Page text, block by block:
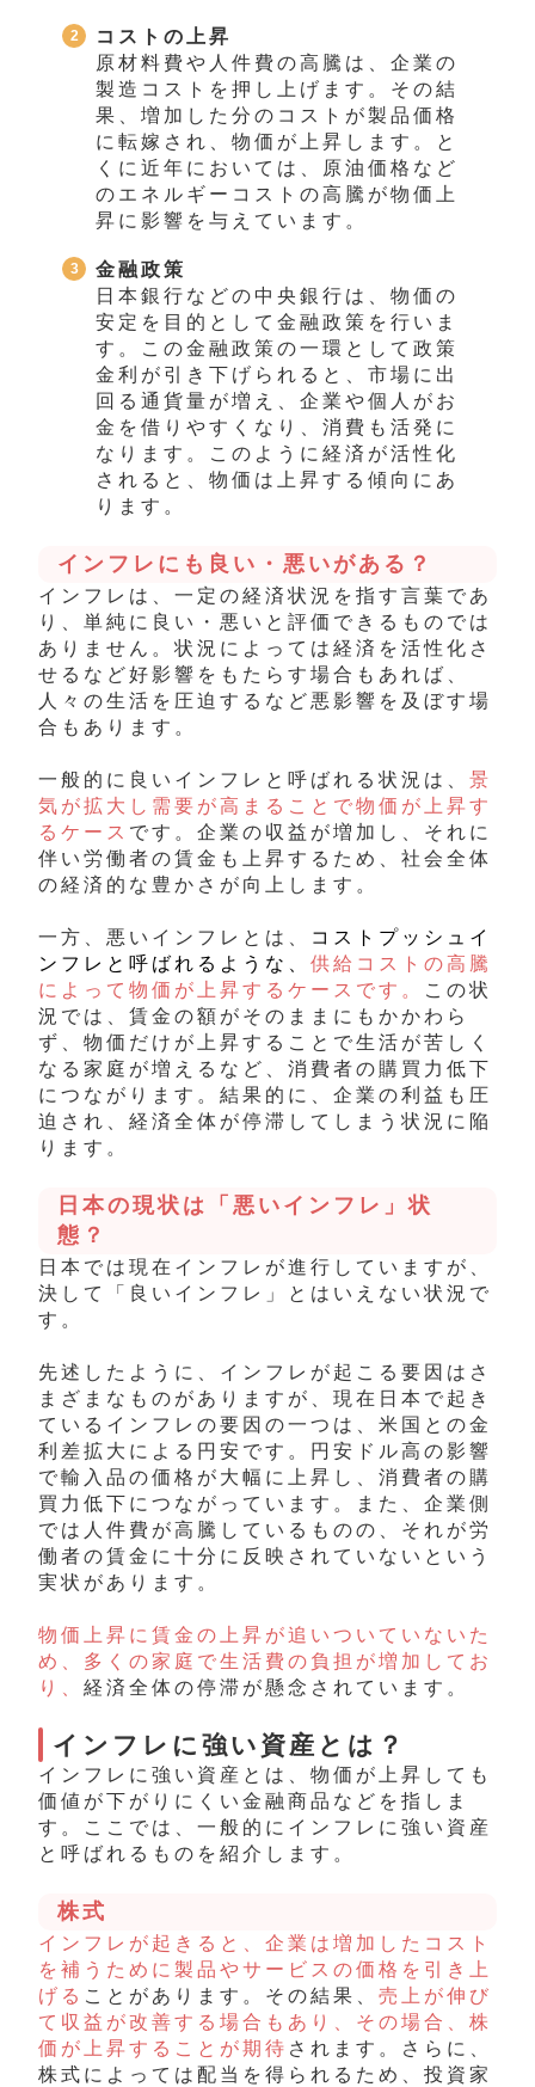
コストの上昇
原材料費や人件費の高騰は、企業の
製造コストを押し上げます。その結
果、増加した分のコストが製品価格
に転嫁され、物価が上昇します。と
くに近年においては、原油価格など
のエネルギーコストの高騰が物価上
昇に影響を与えています。
金融政策
日本銀行などの中央銀行は、物価の
安定を目的として金融政策を行いま
す。この金融政策の一環として政策
金利が引き下げられると、市場に出
回る通貨量が増え、企業や個人がお
金を借りやすくなり、消費も活発に
なります。このように経済が活性化
されると、物価は上昇する傾向にあ
ります。
インフレにも良い・悪いがある？
インフレは、一定の経済状況を指す言葉であ
り、単純に良い・悪いと評価できるものでは
ありません。状況によっては経済を活性化さ
せるなど好影響をもたらす場合もあれば、
人々の生活を圧迫するなど悪影響を及ぼす場
合もあります。
一般的に良いインフレと呼ばれる状況は、 景
気が拡大し需要が高まることで物価が上昇す
るケース です。企業の収益が増加し、それに
伴い労働者の賃金も上昇するため、社会全体
の経済的な豊かさが向上します。
一方、悪いインフレとは、
コストプッシュイ
ンフレと呼ばれるような、 供給コストの高騰
によって物価が上昇するケースです。
この状
況では、賃金の額がそのままにもかかわら
ず、物価だけが上昇することで生活が苦しく
なる家庭が増えるなど、消費者の購買力低下
につながります。結果的に、企業の利益も圧
迫され、経済全体が停滞してしまう状況に陥
ります。
日本の現状は「悪いインフレ」状
態？
日本では現在インフレが進行していますが、
決して「良いインフレ」とはいえない状況で
す。
先述したように、インフレが起こる要因はさ
まざまなものがありますが、現在日本で起き
ているインフレの要因の一つは、米国との金
利差拡大による円安です。円安ドル高の影響
で輸入品の価格が大幅に上昇し、消費者の購
買力低下につながっています。また、企業側
では人件費が高騰しているものの、それが労
働者の賃金に十分に反映されていないという
実状があります。
物価上昇に賃金の上昇が追いついていないた
め、多くの家庭で生活費の負担が増加してお
り、 経済全体の停滞が懸念されています。
インフレに強い資産とは？
インフレに強い資産とは、物価が上昇しても
価値が下がりにくい金融商品などを指しま
す。ここでは、一般的にインフレに強い資産
と呼ばれるものを紹介します。
株式
インフレが起きると、企業は増加したコスト
を補うために製品やサービスの価格を引き上
げる ことがあります。その結果、 売上が伸び
て収益が改善する場合もあり、その場合、株
価が上昇することが期待 されます。さらに、
株式によっては配当を得られるため、投資家